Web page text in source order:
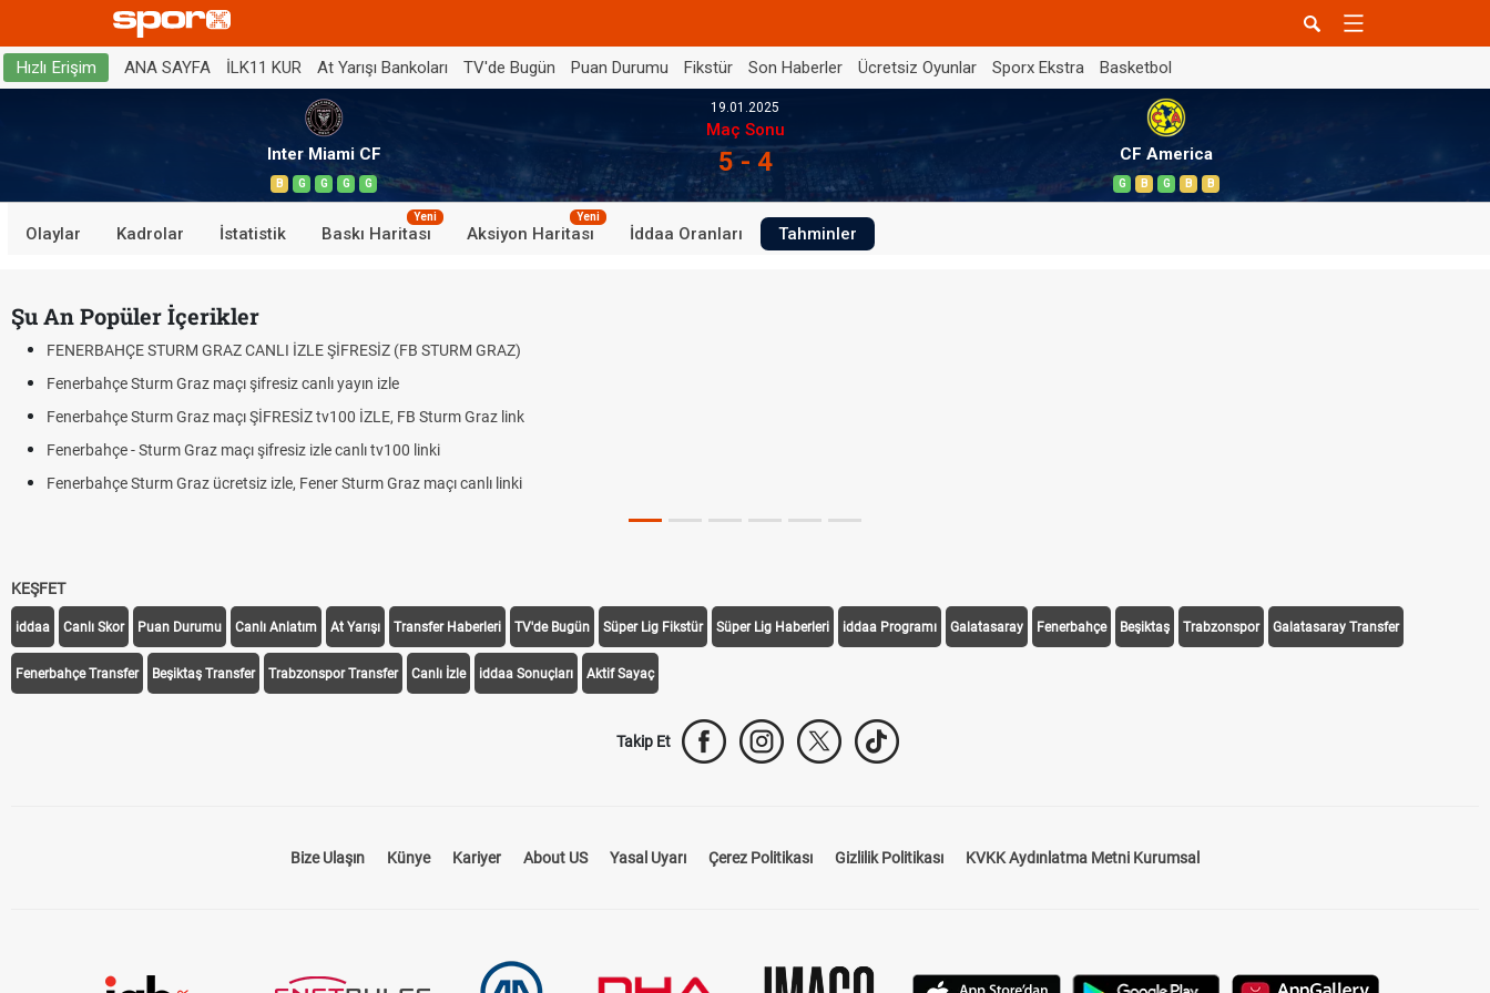
Hızlı Erişim ANA SAYFA İLK11 KUR At Yarışı Bankoları TV'de Bugün Puan Durumu Fikstür Son Haberler Ücretsiz Oyunlar Sporx Ekstra Basketbol
Inter Miami CF
B G G G G
19.01.2025
Maç Sonu
5 - 4 CF America
G B G B B
Olaylar Kadrolar İstatistik Baskı Haritası
Yeni
Aksiyon Haritası
Yeni
İddaa Oranları Tahminler
Şu An Popüler İçerikler
FENERBAHÇE STURM GRAZ CANLI İZLE ŞİFRESİZ (FB STURM GRAZ)
Fenerbahçe Sturm Graz maçı şifresiz canlı yayın izle
Fenerbahçe Sturm Graz maçı ŞİFRESİZ tv100 İZLE, FB Sturm Graz link
Fenerbahçe - Sturm Graz maçı şifresiz izle canlı tv100 linki
Fenerbahçe Sturm Graz ücretsiz izle, Fener Sturm Graz maçı canlı linki
KEŞFET
iddaa Canlı Skor Puan Durumu Canlı Anlatım At Yarışı Transfer Haberleri TV'de Bugün Süper Lig Fikstür Süper Lig Haberleri iddaa Programı Galatasaray Fenerbahçe Beşiktaş Trabzonspor Galatasaray Transfer
Fenerbahçe Transfer Beşiktaş Transfer Trabzonspor Transfer Canlı İzle iddaa Sonuçları Aktif Sayaç
Takip Et
Bize Ulaşın Künye Kariyer About US Yasal Uyarı Çerez Politikası Gizlilik Politikası KVKK Aydınlatma Metni Kurumsal